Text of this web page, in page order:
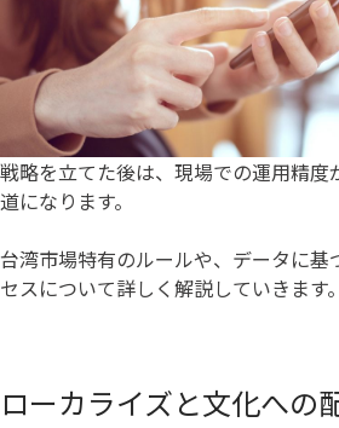
戦略を立てた後は、現場での運用精度
道になります。
台湾市場特有のルールや、データに基
セスについて詳しく解説していきます。
ローカライズと文化への